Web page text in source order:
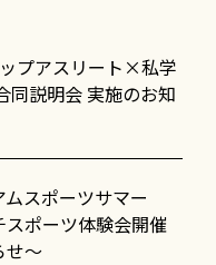
プアスリート×私学
同説明会 実施のお知
ムスポーツサマー
スポーツ体験会開催
せ～